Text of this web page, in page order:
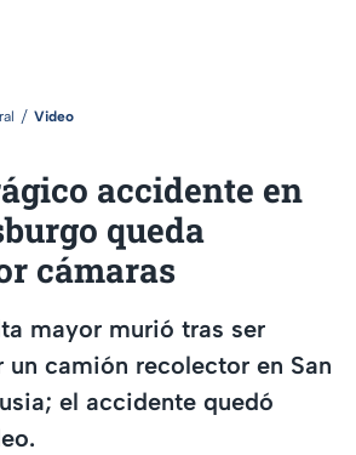
Video
accidente en
queda
cámaras
mayor murió tras ser
camión recolector en San
el accidente quedó